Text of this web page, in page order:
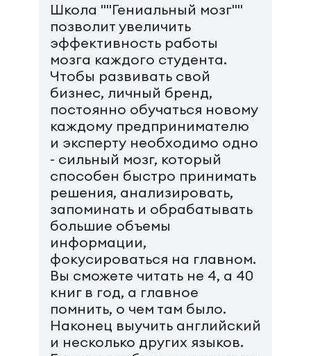
Школа ""Гениальный мозг""
позволит увеличить
эффективность работы
мозга каждого студента.
Чтобы развивать свой
бизнес, личный бренд,
постоянно обучаться новому
каждому предпринимателю
и эксперту необходимо одно
- сильный мозг, который
способен быстро принимать
решения, анализировать,
запоминать и обрабатывать
большие объемы
информации,
фокусироваться на главном.
Вы сможете читать не 4, а 40
книг в год, а главное
помнить, о чем там было.
Наконец выучить английский
и несколько других языков.